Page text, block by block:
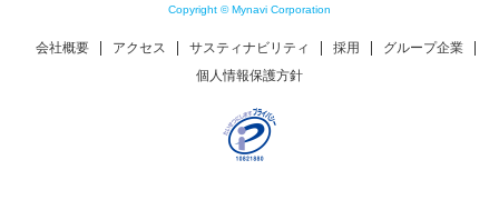
Copyright © Mynavi Corporation
会社概要 アクセス サスティナビリティ 採用
グループ企業
個人情報保護方針